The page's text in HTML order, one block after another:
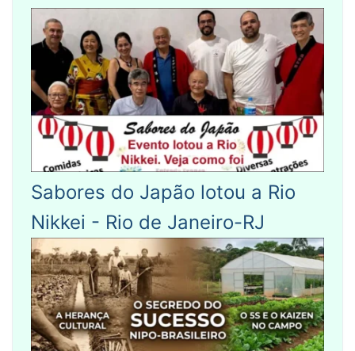
Sabores do Japão lotou a Rio
Nikkei - Rio de Janeiro-RJ